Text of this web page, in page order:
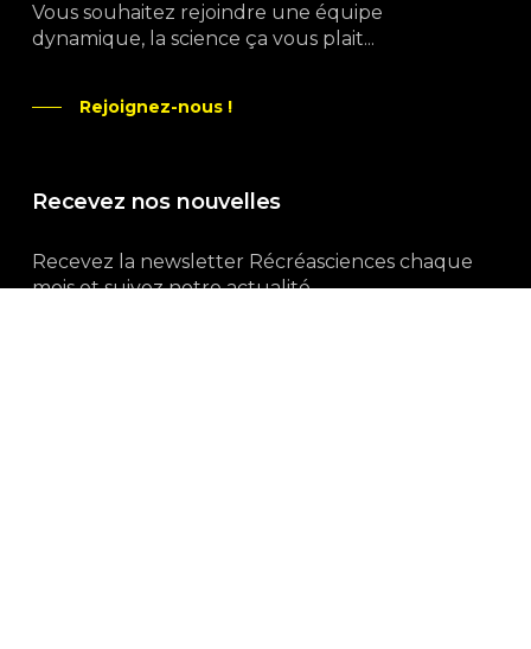
Vous souhaitez rejoindre une équipe
dynamique, la science ça vous plait...
Rejoignez-nous !
Recevez nos nouvelles
Recevez la newsletter Récréasciences chaque
mois et suivez notre actualité...